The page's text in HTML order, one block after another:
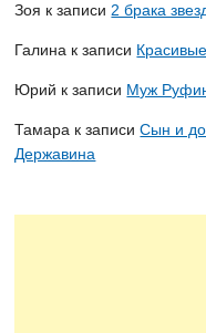
Зоя к записи 2 брака
Галина к записи
Юрий к записи Муж
Тамара к записиСын и
Державина